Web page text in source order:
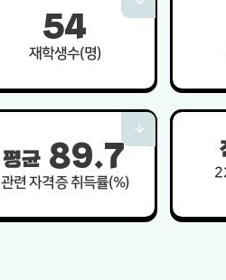
54
재학생수(명)
평균 89.7
관련 자격증 취득률(%)